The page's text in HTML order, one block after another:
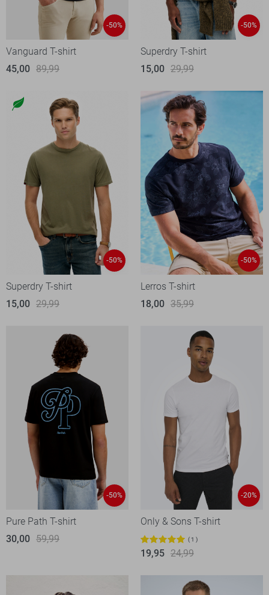
-50%
Vanguard T-shirt
45,00 89,99
-50%
Superdry T-shirt
15,00 29,99
-50%
Superdry T-shirt
15,00 29,99
-50%
Lerros T-shirt
18,00 35,99
-50%
Pure Path T-shirt
30,00 59,99
-20%
Only & Sons T-shirt
1
19,95 24,99